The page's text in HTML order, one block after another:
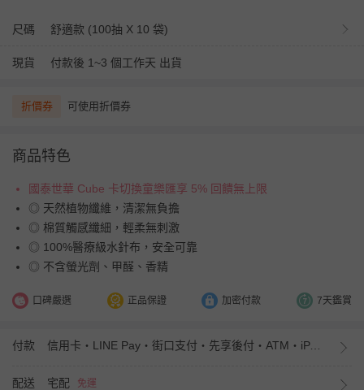
尺碼 舒適款 (100抽 X 10 袋)
現貨 付款後 1~3 個工作天 出貨
折價券 可使用折價券
商品特色
國泰世華 Cube 卡切換童樂匯享 5% 回饋無上限
◎ 天然植物纖維，清潔無負擔
◎ 棉質觸感纖細，輕柔無刺激
◎ 100%醫療級水針布，安全可靠
◎ 不含螢光劑、甲醛、香精
口碑嚴選 正品保證 加密付款 7天鑑賞
付款 信用卡・LINE Pay・街口支付・先享後付・ATM・iPASS MONEY
配送 宅配 免運